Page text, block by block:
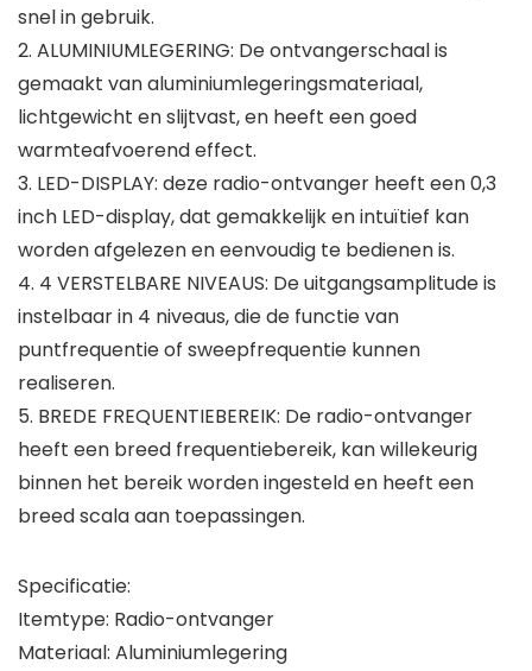
snel in gebruik.
2. ALUMINIUMLEGERING: De ontvangerschaal is
gemaakt van aluminiumlegeringsmateriaal,
lichtgewicht en slijtvast, en heeft een goed
warmteafvoerend effect.
3. LED-DISPLAY: deze radio-ontvanger heeft een 0,3
inch LED-display, dat gemakkelijk en intuïtief kan
worden afgelezen en eenvoudig te bedienen is.
4. 4 VERSTELBARE NIVEAUS: De uitgangsamplitude is
instelbaar in 4 niveaus, die de functie van
puntfrequentie of sweepfrequentie kunnen
realiseren.
5. BREDE FREQUENTIEBEREIK: De radio-ontvanger
heeft een breed frequentiebereik, kan willekeurig
binnen het bereik worden ingesteld en heeft een
breed scala aan toepassingen.
Specificatie:
Itemtype: Radio-ontvanger
Materiaal: Aluminiumlegering